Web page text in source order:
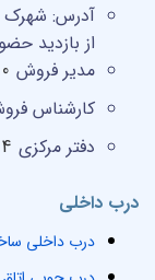
درب داخلی
درب داخلی
آدرس: شهرک
از بازدید
مدیر فروش
کارشناس
دفتر مرکزی